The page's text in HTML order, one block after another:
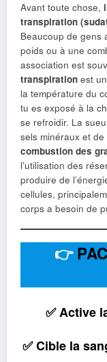
Avant toute chose,
transpiration
Beaucoup de gens
poids ou à une
association est
transpiration est
la température du
tu es exposé à la
se refroidir. La
sels minéraux et
combustion des
l’utilisation des
produire de
cellules,
corps a besoin de
👉
✅ Active
✅ Cible la